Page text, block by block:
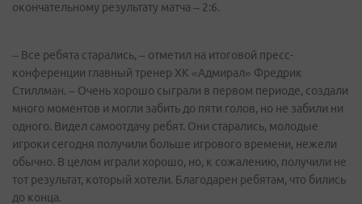
окончательному результату матча – 2:6.
– Все ребята старались, – отметил на итоговой пресс-
конференции главный тренер ХК «Адмирал» Фредрик
Стиллман. – Очень хорошо сыграли в первом периоде, создали
много моментов и могли забить до пяти голов, но не забили ни
одного. Видел самоотдачу ребят. Они старались, молодые
игроки сегодня получили больше игрового времени, нежели
обычно. В целом играли хорошо, но, к сожалению, получили не
тот результат, который хотели. Благодарен ребятам, что бились
до конца.